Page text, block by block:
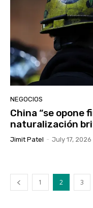
NEGOCIOS
China “se opone
naturalización
Jimit Patel - July 17, 2026
1 2 3